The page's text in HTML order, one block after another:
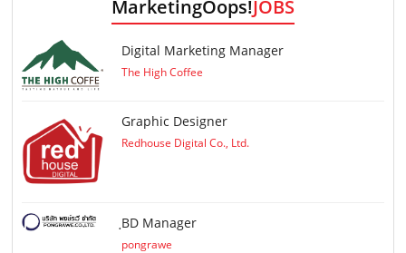
MarketingOops!JOBS
Digital Marketing Manager
The High Coffee
Graphic Designer
Redhouse Digital Co., Ltd.
ฺBD Manager
pongrawe